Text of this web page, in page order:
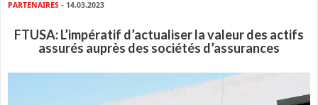
PARTENAIRES - 14.03.2023
FTUSA: L’impératif d’actualiser la valeur des actifs
assurés auprès des sociétés d’assurances